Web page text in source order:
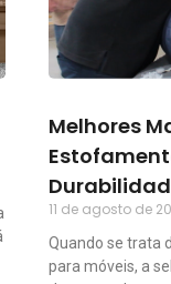
Melhores
11 de agosto de
Quando se trata
para móveis, a